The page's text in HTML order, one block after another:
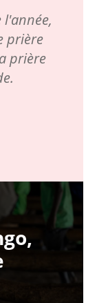
l'année,
prière
prière